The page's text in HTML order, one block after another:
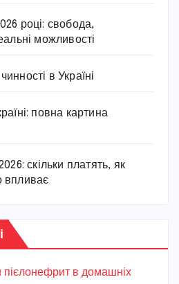
році: свобода,
можливості
в Україні
повна картина
скільки платять, як
впливає
пієлонефрит в домашніх